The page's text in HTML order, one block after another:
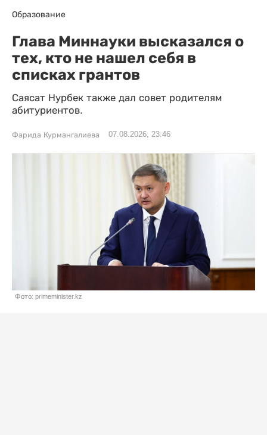
Образование
Глава Миннауки высказался о
тех, кто не нашел себя в
списках грантов
Саясат Нурбек также дал совет родителям
абитуриентов.
Фарида Курмангалиева 07.08.2026, 23:46
Фото: primeminister.kz